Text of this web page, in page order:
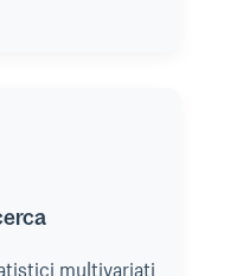
multivariati